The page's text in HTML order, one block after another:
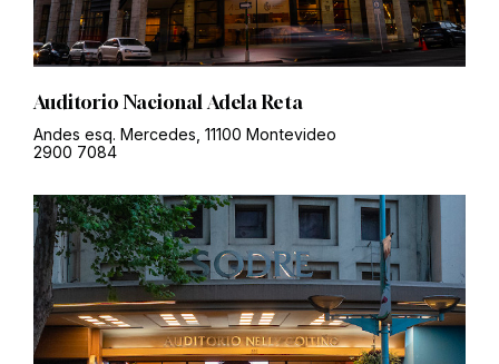
Auditorio Nacional Adela Reta
Andes esq. Mercedes, 11100 Montevideo
2900 7084